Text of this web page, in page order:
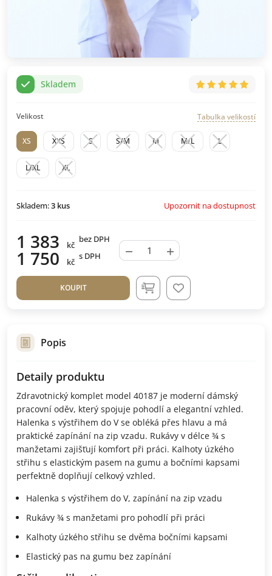
Skladem
Velikost Tabulka velikostí
XS XXS S S/M M M/L L
L/XL XL
Skladem:3 kus Upozornit na dostupnost
1 383 kč
bez DPH
1 750 kč
s DPH − +
KOUPIT
Popis
Detaily produktu
Zdravotnický komplet model 40187 je moderní dámský
pracovní oděv, který spojuje pohodlí a elegantní vzhled.
Halenka s výstřihem do V se obléká přes hlavu a má
praktické zapínání na zip vzadu. Rukávy v délce ¾ s
manžetami zajišťují komfort při práci. Kalhoty úzkého
střihu s elastickým pasem na gumu a bočními kapsami
perfektně doplňují celkový vzhled.
Halenka s výstřihem do V, zapínání na zip vzadu
Rukávy ¾ s manžetami pro pohodlí při práci
Kalhoty úzkého střihu se dvěma bočními kapsami
Elastický pas na gumu bez zapínání